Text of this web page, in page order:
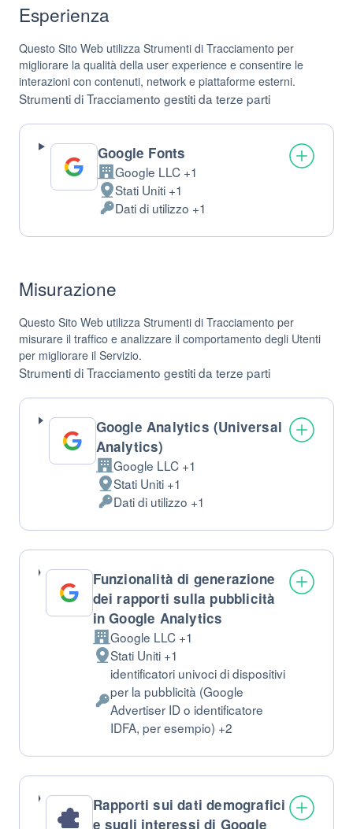
Esperienza
Questo Sito Web utilizza Strumenti di Tracciamento per
migliorare la qualità della user experience e consentire le
interazioni con contenuti, network e piattaforme esterni.
Strumenti di Tracciamento gestiti da terze parti
Google Fonts
Azienda:
Google LLC +1
Luogo
del
trattamento:
Stati Uniti +1
Dati
Personali
Dati di utilizzo +1
Misurazione
Questo Sito Web utilizza Strumenti di Tracciamento per
misurare il traffico e analizzare il comportamento degli Utenti
per migliorare il Servizio.
Strumenti di Tracciamento gestiti da terze parti
Google Analytics (Universal
Analytics)
Azienda:
Google LLC +1
Luogo
del
trattamento:
Stati Uniti +1
Dati
Personali
trattati:
Dati di utilizzo +1
Funzionalità di generazione
dei rapporti sulla pubblicità
in Google Analytics
Azienda:
Google LLC +1
Luogo
trattamento:
Stati Uniti +1
Dati
Personali
identificatori univoci di dispositivi
per la pubblicità (Google
Advertiser ID o identificatore
IDFA, per esempio) +2
Rapporti sui dati demografici
e sugli interessi di Google